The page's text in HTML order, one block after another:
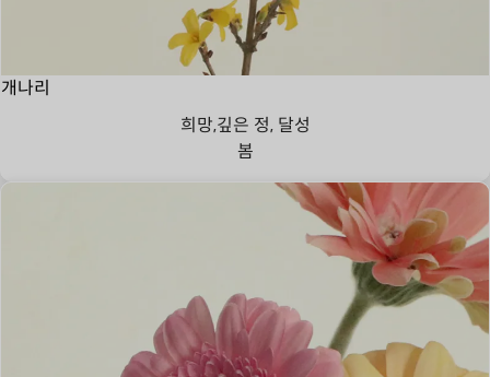
개나리
희망,깊은 정, 달성
봄